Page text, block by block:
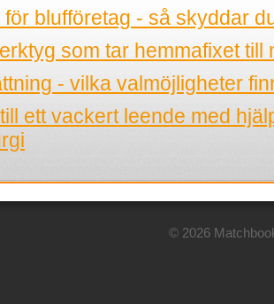
för blufföretag - så skyddar
som tar hemmafixet till
- vilka valmöjligheter
ett vackert leende med
© 2026